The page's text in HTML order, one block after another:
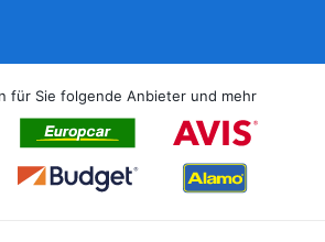
für Sie folgende Anbieter und mehr